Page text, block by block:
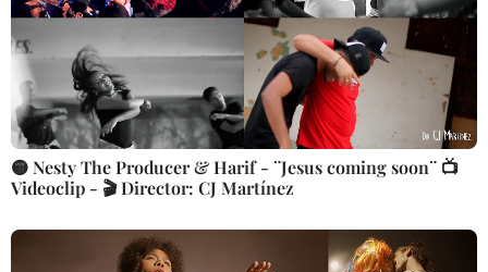
🟡 Nesty The Producer & Harif - ¨Jesus coming soon¨ 📺
Videoclip - 🎬 Director: CJ Martínez